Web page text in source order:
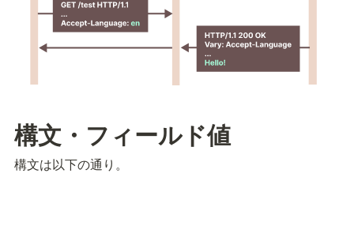
構文・フィールド値
構文は以下の通り。